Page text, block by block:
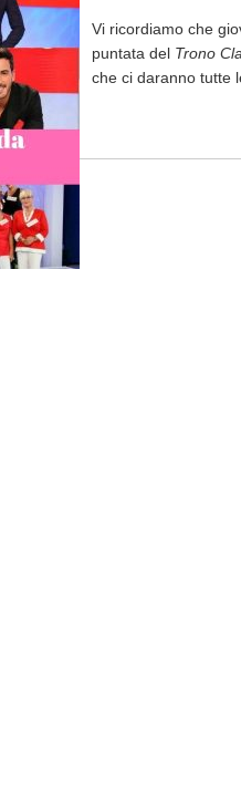
Vi ricordiamo che
puntata del Trono
che ci daranno tutte